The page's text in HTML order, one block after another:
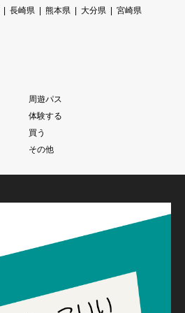
長崎県 熊本県 大分県
宮崎県
周遊パス
体験する
買う
その他